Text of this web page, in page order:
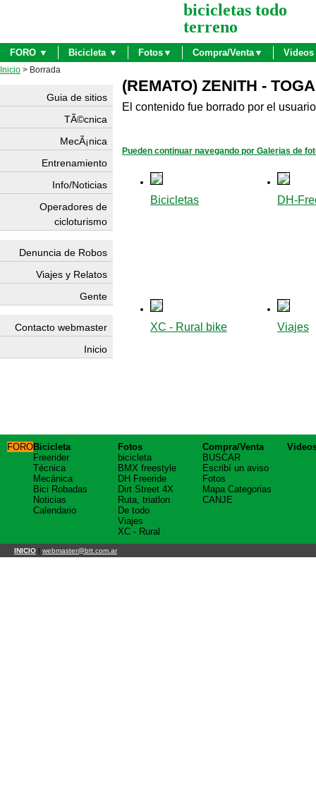
bicicletas todo
terreno
FORO ▼ Bicicleta ▼ Fotos▼ Compra/Venta▼ Videos
Inicio > Borrada
(REMATO) ZENITH -
El contenido fue borrado por el usuario
Pueden continuar navegando por Galerias de
Bicicletas DH-
XC - Rural bike Viajes
Guia de sitios
TÃ©cnica
MecÃ¡nica
Entrenamiento
Info/Noticias
Operadores de
cicloturismo
Denuncia de Robos
Viajes y Relatos
Gente
Contacto webmaster
Inicio
FOROBicicleta
Freerider
Técnica
Mecánica
Bici Robadas
Noticias
Calendario
Fotos
bicicleta
BMX freestyle
DH Freeride
Dirt Street 4X
Ruta, triatlon
De todo
Viajes
XC - Rural
Compra/Venta
BUSCAR
Escribí un aviso
Fotos
Mapa Categorias
CANJE
INICIO | webmaster@btt.com.ar